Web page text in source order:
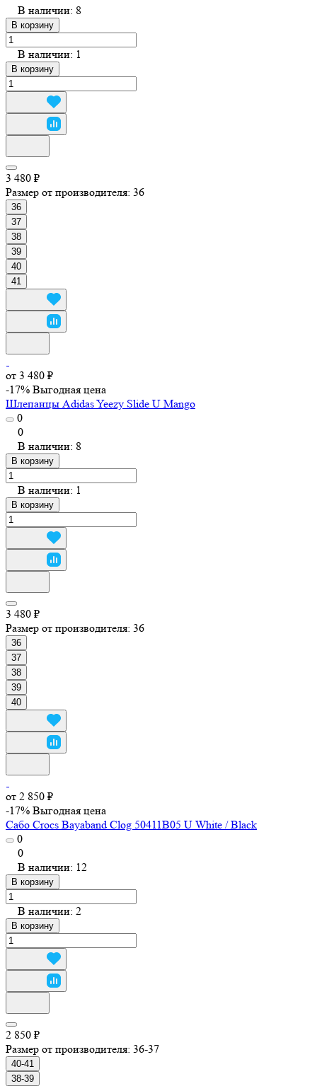
В наличии: 8
В корзину
В наличии: 1
В корзину
3 480 ₽
Размер от производителя: 36
36
37
38
39
40
41
от 3 480 ₽
-17% Выгодная цена
Шлепанцы Adidas Yeezy Slide U Mango
0
0
В наличии: 8
В корзину
В наличии: 1
В корзину
3 480 ₽
Размер от производителя: 36
36
37
38
39
40
от 2 850 ₽
-17% Выгодная цена
Сабо Crocs Bayaband Clog 50411B05 U White / Black
0
0
В наличии: 12
В корзину
В наличии: 2
В корзину
2 850 ₽
Размер от производителя: 36-37
40-41
38-39